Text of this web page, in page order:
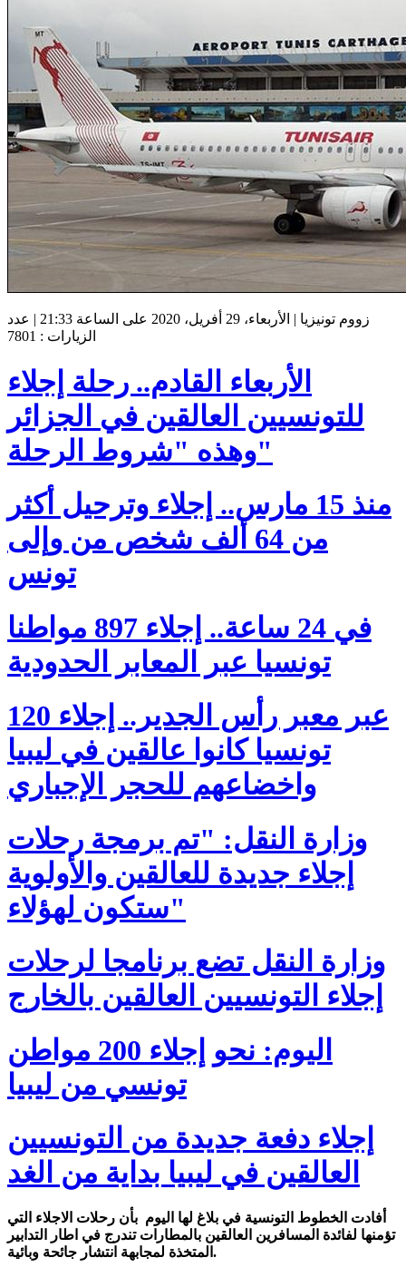
زووم تونيزيا | الأربعاء، 29 أفريل، 2020 على الساعة 21:33 | عدد
الزيارات : 7801
الأربعاء القادم.. رحلة إجلاء
للتونسيين العالقين في الجزائر
وهذه "شروط الرحلة"
منذ 15 مارس.. إجلاء وترحيل أكثر
من 64 ألف شخص من وإلى
تونس
في 24 ساعة.. إجلاء 897 مواطنا
تونسيا عبر المعابر الحدودية
عبر معبر رأس الجدير.. إجلاء 120
تونسيا كانوا عالقين في ليبيا
واخضاعهم للحجر الإجباري
وزارة النقل: "تم برمجة رحلات
إجلاء جديدة للعالقين والأولوية
ستكون لهؤلاء"
وزارة النقل تضع برنامجا لرحلات
إجلاء التونسيين العالقين بالخارج
اليوم: نحو إجلاء 200 مواطن
تونسي من ليبيا
إجلاء دفعة جديدة من التونسيين
العالقين في ليبيا بداية من الغد
أفادت الخطوط التونسية في بلاغ لها اليوم بأن رحلات الاجلاء التي
تؤمنها لفائدة المسافرين العالقين بالمطارات تندرج في اطار التدابير
المتخذة لمجابهة انتشار جائحة وبائية.